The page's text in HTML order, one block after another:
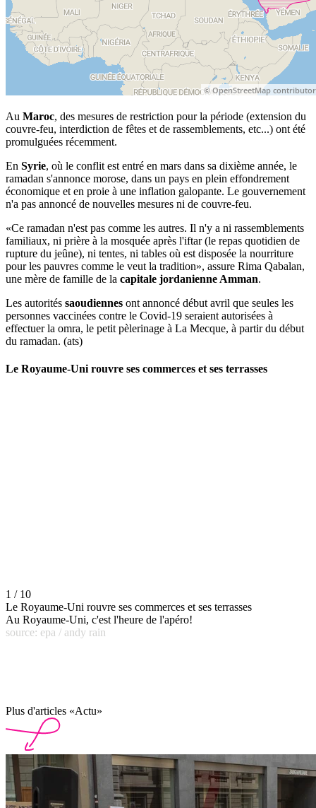
Au Maroc, des mesures de restriction pour la période (extension du
couvre-feu, interdiction de fêtes et de rassemblements, etc...) ont été
promulguées récemment.
En Syrie, où le conflit est entré en mars dans sa dixième année, le
ramadan s'annonce morose, dans un pays en plein effondrement
économique et en proie à une inflation galopante. Le gouvernement
n'a pas annoncé de nouvelles mesures ni de couvre-feu.
«Ce ramadan n'est pas comme les autres. Il n'y a ni rassemblements
familiaux, ni prière à la mosquée après l'iftar (le repas quotidien de
rupture du jeûne), ni tentes, ni tables où est disposée la nourriture
pour les pauvres comme le veut la tradition», assure Rima Qabalan,
une mère de famille de la capitale jordanienne Amman.
Les autorités saoudiennes ont annoncé début avril que seules les
personnes vaccinées contre le Covid-19 seraient autorisées à
effectuer la omra, le petit pèlerinage à La Mecque, à partir du début
du ramadan. (ats)
Le Royaume-Uni rouvre ses commerces et ses terrasses
1 / 10
Le Royaume-Uni rouvre ses commerces et ses terrasses
Au Royaume-Uni, c'est l'heure de l'apéro!
source: epa / andy rain
Plus d'articles «Actu»